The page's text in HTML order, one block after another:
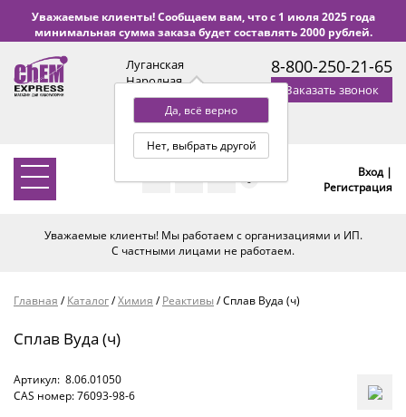
Уважаемые клиенты! Сообщаем вам, что с 1 июля 2025 года
минимальная сумма заказа будет составлять 2000 рублей.
Луганская
Народная
Республика
Да, всё верно
Нет, выбрать другой
с 9:00 до 18:00 по Уфе
(+2 МСК)
8-800-250-21-65
Заказать звонок
0
Вход |
Регистрация
Уважаемые клиенты! Мы работаем с организациями и ИП.
С частными лицами не работаем.
Главная /Каталог/Химия /Реактивы/Сплав Вуда (ч)
Сплав Вуда (ч)
Артикул: 8.06.01050
CAS номер: 76093-98-6